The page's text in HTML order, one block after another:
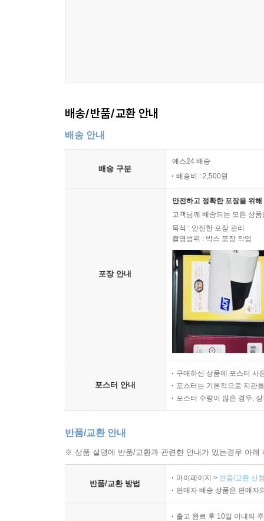
배송/반품/교환 안내
배송 안내
배송 구분
예스24 배송
배송비 : 2,500원
포장 안내
안전하고 정확한 포장을 위
고객님께 배송되는 모든 상
목적 : 안전한 포장 관리
촬영범위 : 박스 포장 작업
포스터 안내
구매하신 상품에 포스터 사
포스터는 기본적으로 지관
포스터 수량이 많은 경우,
반품/교환 안내
※ 상품 설명에 반품/교환과 관련한 안내가 있는경우 아
반품/교환 방법
마이페이지 > 반품/교환 신
판매자 배송 상품은 판매자
출고 완료 후 10일 이내의